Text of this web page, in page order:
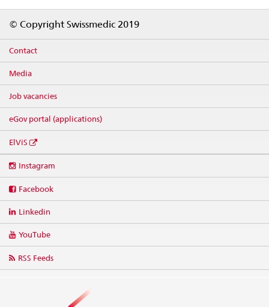
© Copyright Swissmedic 2019
Contact
Media
Job vacancies
eGov portal (applications)
ElViS
media
Instagram
Facebook
Linkedin
YouTube
RSS Feeds